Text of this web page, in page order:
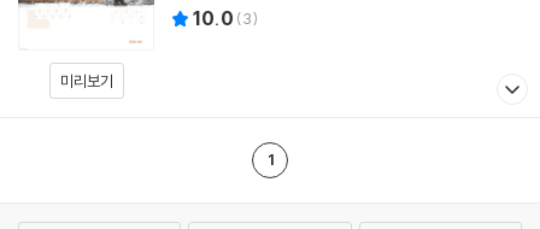
미리보기
10.0 (3)
1